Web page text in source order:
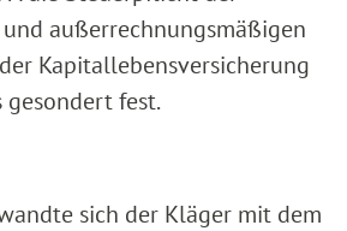
außerrechnungsmäßigen
Kapitallebensversicherung
gesondert fest.
sich der Kläger mit dem